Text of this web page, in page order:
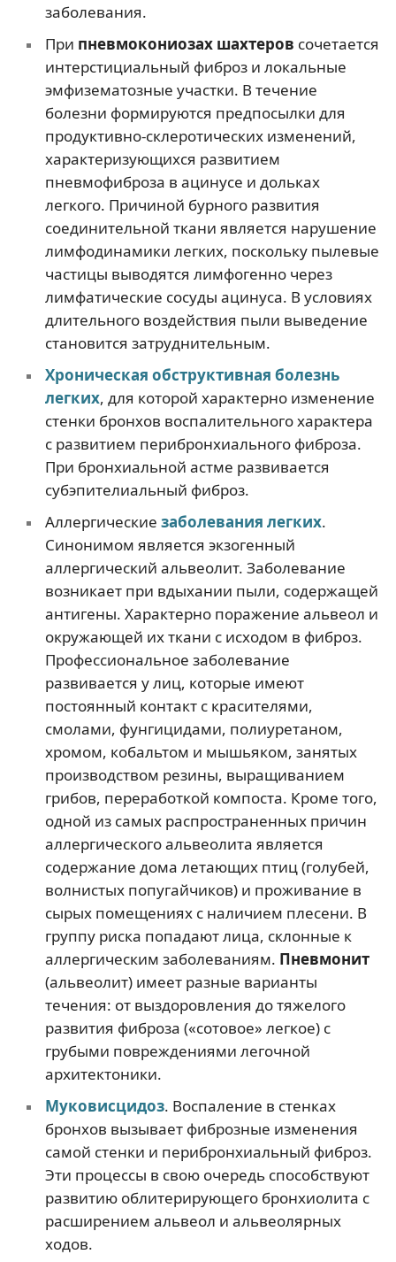
заболевания.
При пневмокониозах шахтеров сочетается
интерстициальный фиброз и локальные
эмфизематозные участки. В течение
болезни формируются предпосылки для
продуктивно-склеротических изменений,
характеризующихся развитием
пневмофиброза в ацинусе и дольках
легкого. Причиной бурного развития
соединительной ткани является нарушение
лимфодинамики легких, поскольку пылевые
частицы выводятся лимфогенно через
лимфатические сосуды ацинуса. В условиях
длительного воздействия пыли выведение
становится затруднительным.
Хроническая обструктивная болезнь
легких, для которой характерно изменение
стенки бронхов воспалительного характера
с развитием перибронхиального фиброза.
При бронхиальной астме развивается
субэпителиальный фиброз.
Аллергические заболевания легких.
Синонимом является экзогенный
аллергический альвеолит. Заболевание
возникает при вдыхании пыли, содержащей
антигены. Характерно поражение альвеол и
окружающей их ткани с исходом в фиброз.
Профессиональное заболевание
развивается у лиц, которые имеют
постоянный контакт с красителями,
смолами, фунгицидами, полиуретаном,
хромом, кобальтом и мышьяком, занятых
производством резины, выращиванием
грибов, переработкой компоста. Кроме того,
одной из самых распространенных причин
аллергического альвеолита является
содержание дома летающих птиц (голубей,
волнистых попугайчиков) и проживание в
сырых помещениях с наличием плесени. В
группу риска попадают лица, склонные к
аллергическим заболеваниям. Пневмонит
(альвеолит) имеет разные варианты
течения: от выздоровления до тяжелого
развития фиброза («сотовое» легкое) с
грубыми повреждениями легочной
архитектоники.
Муковисцидоз. Воспаление в стенках
бронхов вызывает фиброзные изменения
самой стенки и перибронхиальный фиброз.
Эти процессы в свою очередь способствуют
развитию облитерирующего бронхиолита с
расширением альвеол и альвеолярных
ходов.